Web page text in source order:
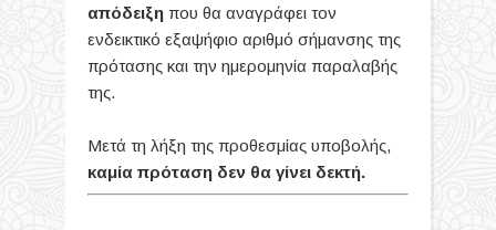
απόδειξη που θα αναγράφει τον
ενδεικτικό εξαψήφιο αριθμό σήμανσης της
πρότασης και την ημερομηνία παραλαβής
της.
Μετά τη λήξη της προθεσμίας υποβολής,
καμία πρόταση δεν θα γίνει δεκτή.